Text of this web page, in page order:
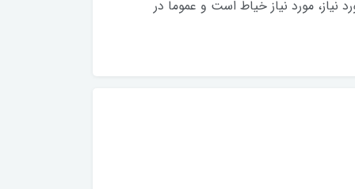
مورد نیاز خیاط است و عموما در